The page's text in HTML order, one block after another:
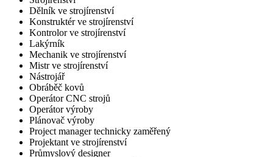
Dělník ve strojírenství
Konstruktér ve strojírenství
Kontrolor ve strojírenství
Lakýrník
Mechanik ve strojírenství
Mistr ve strojírenství
Nástrojář
Obráběč kovů
Operátor CNC strojů
Operátor výroby
Plánovač výroby
Project manager technicky zaměřený
Projektant ve strojírenství
Průmyslový designer